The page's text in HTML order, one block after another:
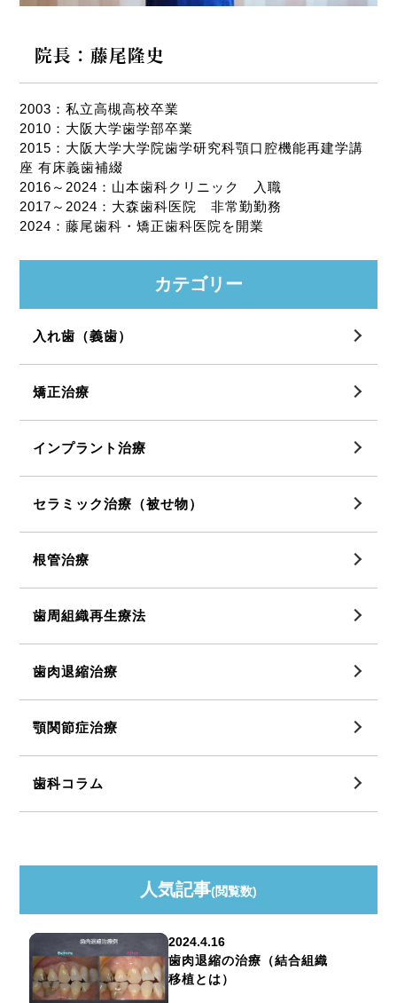
院長：藤尾隆史
2003：私立高槻高校卒業
2010：大阪大学歯学部卒業
2015：大阪大学大学院歯学研究科顎口腔機能再建学講
座 有床義歯補綴
2016～2024：山本歯科クリニック 入職
2017～2024：大森歯科医院 非常勤勤務
2024：藤尾歯科・矯正歯科医院を開業
カテゴリー
入れ歯（義歯）
矯正治療
インプラント治療
セラミック治療（被せ物）
根管治療
歯周組織再生療法
歯肉退縮治療
顎関節症治療
歯科コラム
人気記事(閲覧数)
2024.4.16
歯肉退縮の治療（結合組織
移植とは）